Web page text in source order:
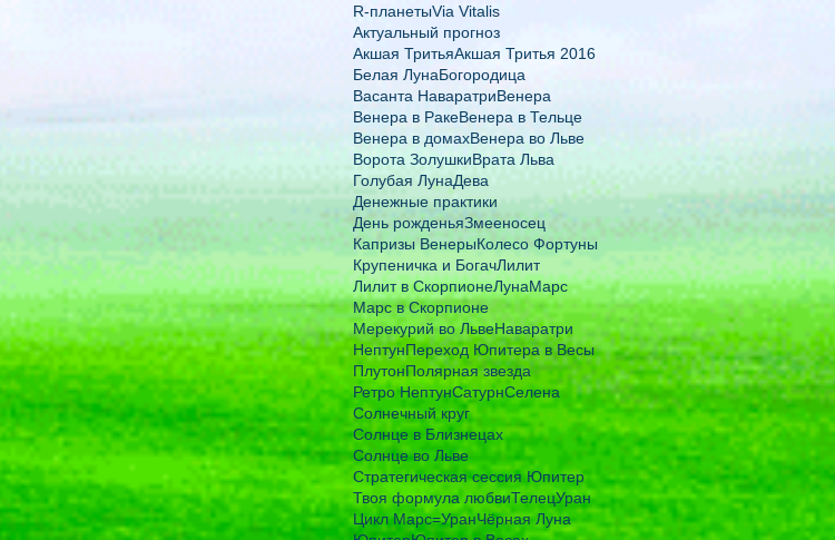
R-планетыVia Vitalis
Актуальный прогноз
Акшая ТритьяАкшая Тритья 2016
Белая ЛунаБогородица
Васанта НаваратриВенера
Венера в РакеВенера в Тельце
Венера в домахВенера во Льве
Ворота ЗолушкиВрата Льва
Голубая ЛунаДева
Денежные практики
День рожденьяЗмееносец
Капризы ВенерыКолесо Фортуны
Крупеничка и БогачЛилит
Лилит в СкорпионеЛунаМарс
Марс в Скорпионе
Мерекурий во ЛьвеНаваратри
НептунПереход Юпитера в Весы
ПлутонПолярная звезда
Ретро НептунСатурнСелена
Солнечный круг
Солнце в Близнецах
Солнце во Льве
Стратегическая сессия Юпитер
Твоя формула любвиТелецУран
Цикл Марс=УранЧёрная Луна